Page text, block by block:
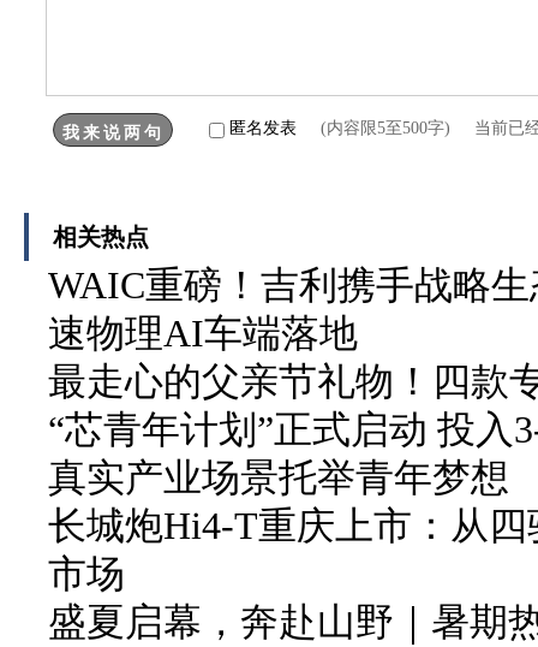
匿名发表 (内容限5至500字) 当前已
相关热点
WAIC重磅！吉利携手战略
速物理AI车端落地
最走心的父亲节礼物！四款
“芯青年计划”正式启动 投入
真实产业场景托举青年梦想
长城炮Hi4-T重庆上市：从
市场
盛夏启幕，奔赴山野｜暑期